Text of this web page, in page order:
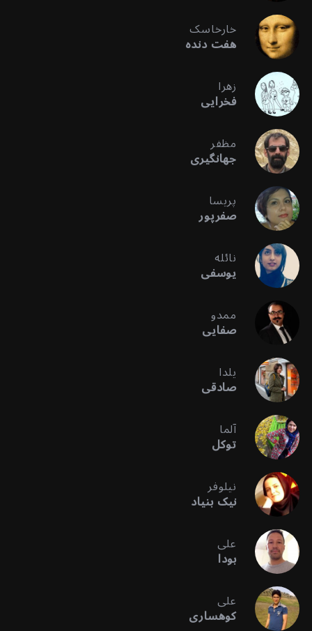
خارخاسک
هفت دنده
زهرا
فخرایی
مظفر
جهانگیری
پریسا
صفرپور
نائله
یوسفی
ممدو
صفایی
یلدا
صادقی
آلما
توکل
نیلوفر
نیک بنیاد
علی
بودا
علی
کوهساری